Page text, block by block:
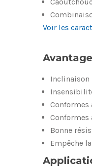
Voir les
Inclinaison
Conformes
Conformes
Bonne
Empêche